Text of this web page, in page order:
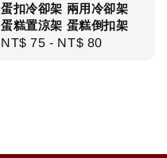
蛋扣冷卻架 兩用冷卻架
蛋糕置涼架 蛋糕倒扣架
Regular
NT$ 75 - NT$ 80